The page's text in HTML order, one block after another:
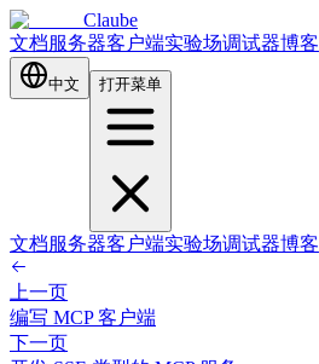
Claube
文档服务器客户端实验场调试器博客
中文 打开菜单
文档服务器客户端实验场调试器博客
上一页
编写 MCP 客户端
下一页